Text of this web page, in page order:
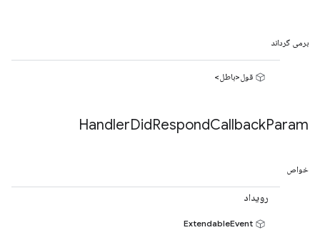
برمی گرداند
قول<باطل>
HandlerDidRespondCallbackParam
خواص
رویداد